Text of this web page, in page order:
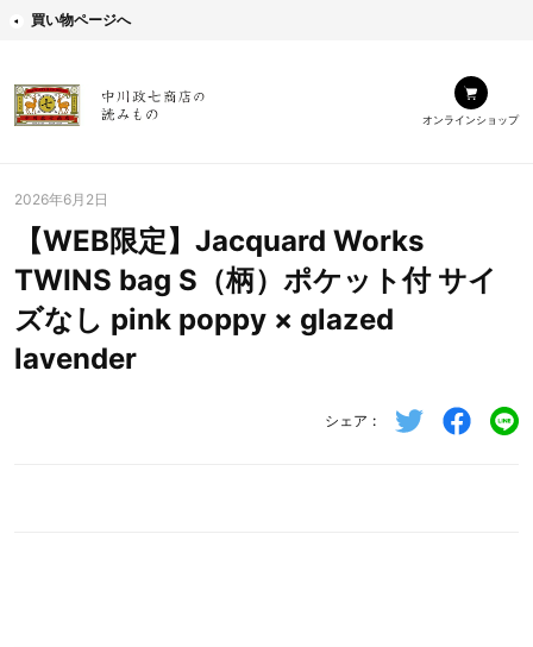
買い物ページへ
オンラインショップ
2026年6月2日
【WEB限定】Jacquard Works
TWINS bag S（柄）ポケット付 サイ
ズなし pink poppy × glazed
lavender
シェア